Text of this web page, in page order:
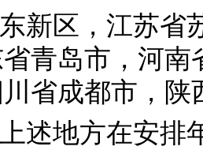
东新区，江苏
青岛市，河
省成都市，陕
述地方在安排